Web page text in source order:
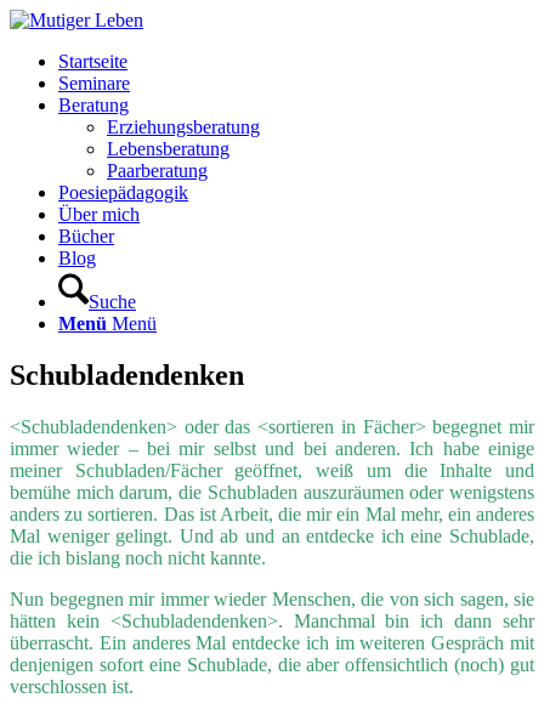
Startseite
Seminare
Beratung
Erziehungsberatung
Lebensberatung
Paarberatung
Poesiepädagogik
Über mich
Bücher
Blog
Suche
Menü Menü
Schubladendenken
<Schubladendenken> oder das <sortieren in Fächer> begegnet mir
immer wieder – bei mir selbst und bei anderen. Ich habe einige
meiner Schubladen/Fächer geöffnet, weiß um die Inhalte und
bemühe mich darum, die Schubladen auszuräumen oder wenigstens
anders zu sortieren. Das ist Arbeit, die mir ein Mal mehr, ein anderes
Mal weniger gelingt. Und ab und an entdecke ich eine Schublade,
die ich bislang noch nicht kannte.
Nun begegnen mir immer wieder Menschen, die von sich sagen, sie
hätten kein <Schubladendenken>. Manchmal bin ich dann sehr
überrascht. Ein anderes Mal entdecke ich im weiteren Gespräch mit
denjenigen sofort eine Schublade, die aber offensichtlich (noch) gut
verschlossen ist.